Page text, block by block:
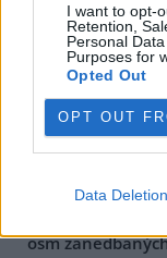
I want to opt-
Retention,
Personal
Purposes for
Opted Out
OPT OUT
Data Deletion
zvířat, QR kódy a
i dětským
zajistila městská
Plzně, řekl ČTK
osm